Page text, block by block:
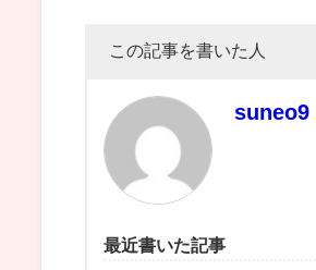
この記事を書いた人
suneo9
最近書いた記事